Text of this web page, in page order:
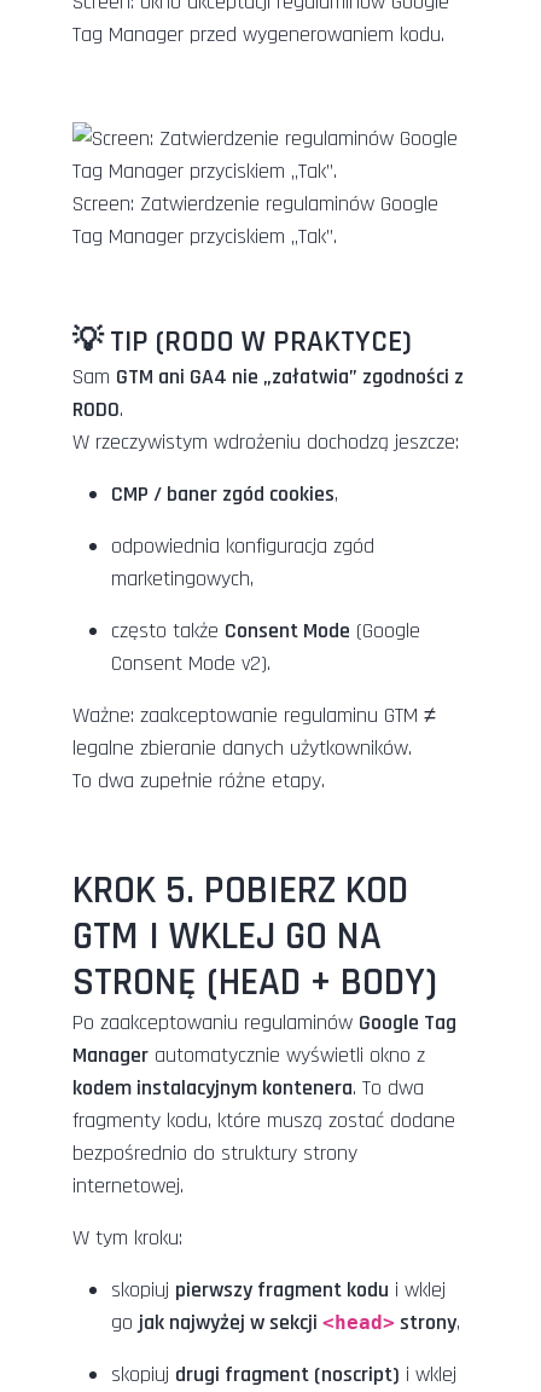
Tag Manager przed wygenerowaniem kodu.
Screen: Zatwierdzenie regulaminów Google
Tag Manager przyciskiem „Tak”.
💡 TIP (RODO W PRAKTYCE)
Sam GTM ani GA4 nie „załatwia” zgodności z
RODO.
W rzeczywistym wdrożeniu dochodzą jeszcze:
CMP / baner zgód cookies,
odpowiednia konfiguracja zgód
marketingowych,
często także Consent Mode (Google
Consent Mode v2).
Ważne: zaakceptowanie regulaminu GTM ≠
legalne zbieranie danych użytkowników.
To dwa zupełnie różne etapy.
KROK 5. POBIERZ KOD
GTM I WKLEJ GO NA
STRONĘ (HEAD + BODY)
Po zaakceptowaniu regulaminów Google Tag
Manager automatycznie wyświetli okno z
kodem instalacyjnym kontenera. To dwa
fragmenty kodu, które muszą zostać dodane
bezpośrednio do struktury strony
internetowej.
W tym kroku:
skopiuj pierwszy fragment kodu i wklej
go jak najwyżej w sekcji <head> strony,
skopiuj drugi fragment (noscript) i wklej